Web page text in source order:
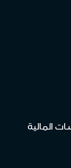
المالية